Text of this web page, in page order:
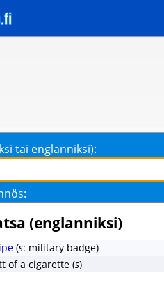
tai englanniksi):
(englanniksi)
(s: military badge)
of a cigarette (s)